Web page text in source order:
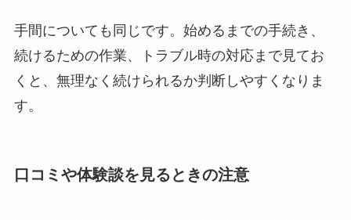
手間についても同じです。始めるまでの手続き、
続けるための作業、トラブル時の対応まで見てお
くと、無理なく続けられるか判断しやすくなりま
す。
口コミや体験談を見るときの注意